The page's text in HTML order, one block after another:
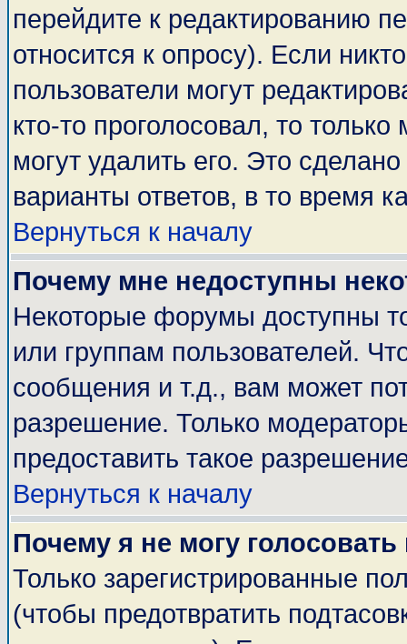
перейдите к редактированию
относится к опросу). Если
пользователи могут
кто-то проголосовал, то
могут удалить его. Это
варианты ответов, в то время
Вернуться к началу
Почему мне недоступны
Некоторые форумы доступны
или группам пользователей.
сообщения и т.д., вам может
разрешение. Только
предоставить такое
Вернуться к началу
Почему я не могу
Только зарегистрированные
(чтобы предотвратить